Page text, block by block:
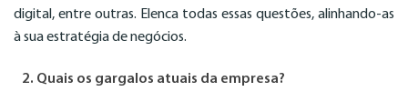
digital, entre outras. Elenca todas essas questões, alinhando-as
à sua estratégia de negócios.
2. Quais os gargalos atuais da empresa?